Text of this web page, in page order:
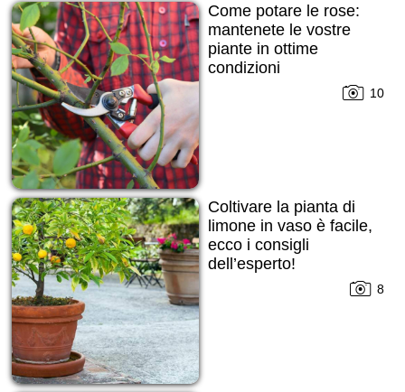
Come potare le rose:
mantenete le vostre
piante in ottime
condizioni
10
Coltivare la pianta di
limone in vaso è facile,
ecco i consigli
dell’esperto!
8